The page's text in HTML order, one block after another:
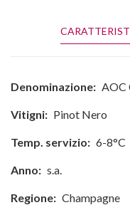
Denominazione: AOC
Vitigni: Pinot Nero
Temp. servizio: 6-8°C
Anno: s.a.
Regione: Champagne